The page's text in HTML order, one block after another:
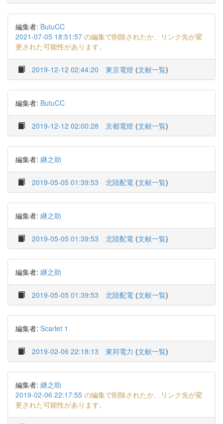
編集者: ButuCC
2021-07-05 18:51:57 の編集で削除されたか、リンク先が変
更された可能性があります。
2019-12-12 02:44:20 東京電燈 (文献一覧)
編集者: ButuCC
2019-12-12 02:00:28 京都電燈 (文献一覧)
編集者: 継之助
2019-05-05 01:39:53 北陸配電 (文献一覧)
編集者: 継之助
2019-05-05 01:39:53 北陸配電 (文献一覧)
編集者: 継之助
2019-05-05 01:39:53 北陸配電 (文献一覧)
編集者: Scarlet 1
2019-02-06 22:18:13 東邦電力 (文献一覧)
編集者: 継之助
2019-02-06 22:17:55 の編集で削除されたか、リンク先が変
更された可能性があります。